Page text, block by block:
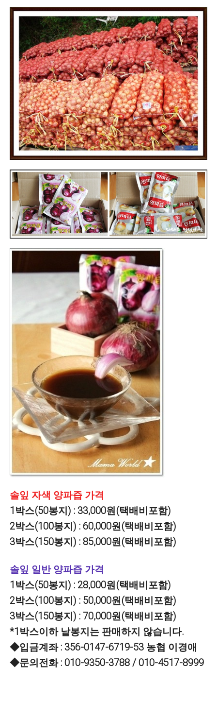
솔잎 자색 양파즙 가격
1박스(50봉지) : 33,000원(택배비포함)
2박스(100봉지) : 60,000원(택배비포함)
3박스(150봉지) : 85,000원(택배비포함)
솔잎 일반 양파즙 가격
1박스(50봉지) : 28,000원(택배비포함)
2박스(100봉지) : 50,000원(택배비포함)
3박스(150봉지) : 70,000원(택배비포함)
*1박스이하 낱봉지는 판매하지 않습니다.
◆입금계좌 : 356-0147-6719-53 농협 이경애
◆문의전화 : 010-9350-3788 / 010-4517-8999